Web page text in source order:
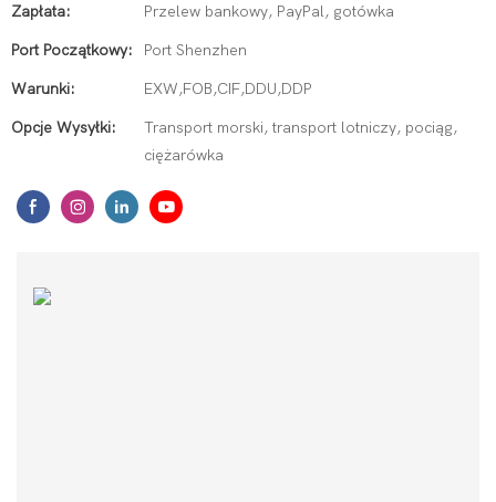
Zapłata: Przelew bankowy, PayPal, gotówka
Port Początkowy: Port Shenzhen
Warunki: EXW,FOB,CIF,DDU,DDP
Opcje Wysyłki:
Transport morski, transport lotniczy, pociąg,
ciężarówka